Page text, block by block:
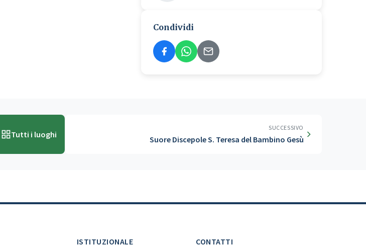
Condividi
Tutti i luoghi
SUCCESSIVO
Suore Discepole S. Teresa del Bambino Gesù
ISTITUZIONALE CONTATTI